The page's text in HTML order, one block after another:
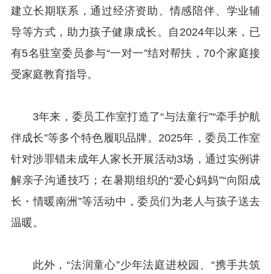
建立长期联系，通过经济资助、情感陪伴、学业辅
导等方式，助力孩子健康成长。自2024年以来，已
有5名驻室委员参与“一对一”结对帮扶，70个家庭接
受家庭教育指导。
3年来，委员工作室打造了“与法童行”“牵手护航
伴成长”等多个特色履职品牌。2025年，委员工作室
针对涉罪错未成年人家长开展活动3场，通过实例讲
解亲子沟通技巧；在暑期组织的“爱心妈妈”“向阳成
长・情暖南洲”等活动中，委员们为老人与孩子送去
温暖。
此外，“法润童心”少年法庭进校园、“携手共筑